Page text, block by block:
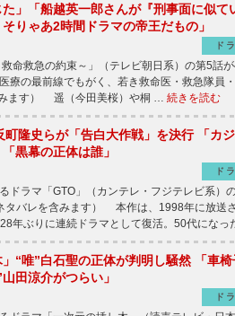
」「船越英一郎さんが『刑事面に似て
りゃあ2時間ドラマの帝王だもの」
ド
命救急の約束～」（テレビ朝日系）の第5話が
療の最前線でもがく、若き救命医・救急隊員
ます） 遥（今田美桜）や桐 … 続きを読む
町隆史らが「告白大作戦」を決行 「カ
黒幕の正体は誰」
ド
ドラマ「GTO」（カンテレ・フジテレビ系）
タバレを含みます） 本作は、1998年に放送
年ぶりに連続ドラマとして復活。50代になっ
」“唯”白石聖の正体が判明し騒然 「車椅
田涼介がつらい」
ド